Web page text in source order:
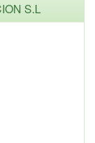
S.L